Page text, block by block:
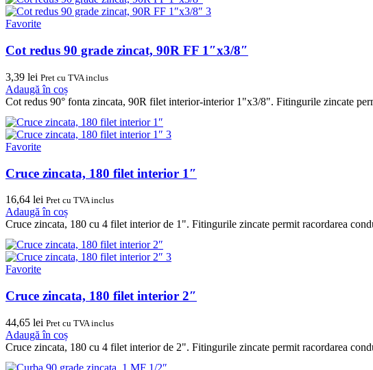
Favorite
Cot redus 90 grade zincat, 90R FF 1″x3/8″
3,39 lei Pret cu TVA inclus
Adaugă în coș
Cot redus 90° fonta zincata, 90R filet interior-interior 1"x3/8". Fitingurile zincate
Favorite
Cruce zincata, 180 filet interior 1″
16,64 lei Pret cu TVA inclus
Adaugă în coș
Cruce zincata, 180 cu 4 filet interior de 1". Fitingurile zincate permit racordarea
Favorite
Cruce zincata, 180 filet interior 2″
44,65 lei Pret cu TVA inclus
Adaugă în coș
Cruce zincata, 180 cu 4 filet interior de 2". Fitingurile zincate permit racordarea